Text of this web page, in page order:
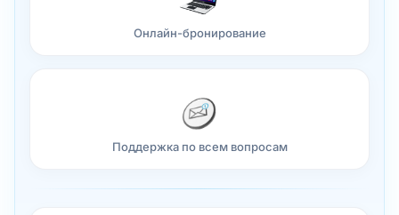
Онлайн-бронирование
Поддержка по всем вопросам